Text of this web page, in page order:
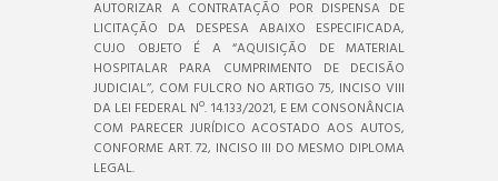
AUTORIZAR A CONTRATAÇÃO POR DISPENSA DE
LICITAÇÃO DA DESPESA ABAIXO ESPECIFICADA,
CUJO OBJETO É A “AQUISIÇÃO DE MATERIAL
HOSPITALAR PARA CUMPRIMENTO DE DECISÃO
JUDICIAL’’, COM FULCRO NO ARTIGO 75, INCISO VIII
DA LEI FEDERAL Nº. 14.133/2021, E EM CONSONÂNCIA
COM PARECER JURÍDICO ACOSTADO AOS AUTOS,
CONFORME ART. 72, INCISO III DO MESMO DIPLOMA
LEGAL.